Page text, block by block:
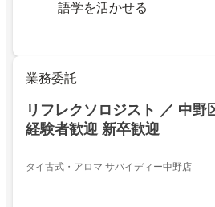
語学を活かせる
業務委託
リフレクソロジスト ／ 中
経験者歓迎 新卒歓迎
タイ古式・アロマ サバイディー中野店